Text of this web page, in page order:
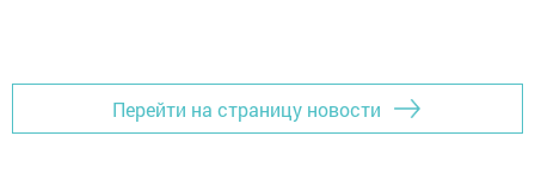
Перейти на страницу новости